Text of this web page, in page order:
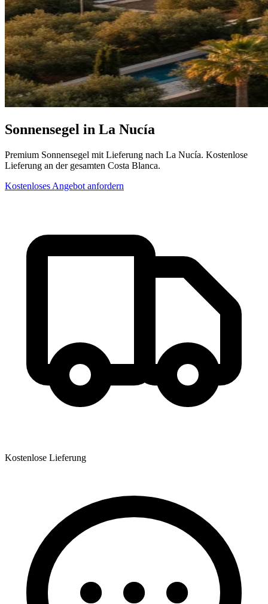
Sonnensegel in La Nucía
Premium Sonnensegel mit Lieferung nach La Nucía. Kostenlose
Lieferung an der gesamten Costa Blanca.
Kostenloses Angebot anfordern
Kostenlose Lieferung